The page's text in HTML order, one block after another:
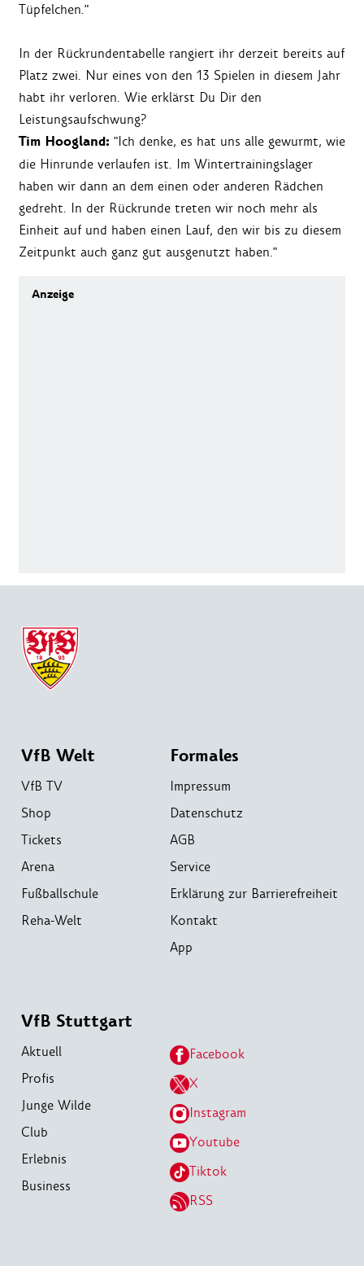
Tüpfelchen."
In der Rückrundentabelle rangiert ihr derzeit bereits auf
Platz zwei. Nur eines von den 13 Spielen in diesem Jahr
habt ihr verloren. Wie erklärst Du Dir den
Leistungsaufschwung?
Tim Hoogland: "Ich denke, es hat uns alle gewurmt, wie
die Hinrunde verlaufen ist. Im Wintertrainingslager
haben wir dann an dem einen oder anderen Rädchen
gedreht. In der Rückrunde treten wir noch mehr als
Einheit auf und haben einen Lauf, den wir bis zu diesem
Zeitpunkt auch ganz gut ausgenutzt haben."
VfB Welt
VfB TV
Shop
Tickets
Arena
Fußballschule
Reha-Welt
Formales
Impressum
Datenschutz
AGB
Service
Erklärung zur Barrierefreiheit
Kontakt
App
VfB Stuttgart
Aktuell
Profis
Junge Wilde
Club
Erlebnis
Business
Facebook
X
Instagram
Youtube
Tiktok
RSS